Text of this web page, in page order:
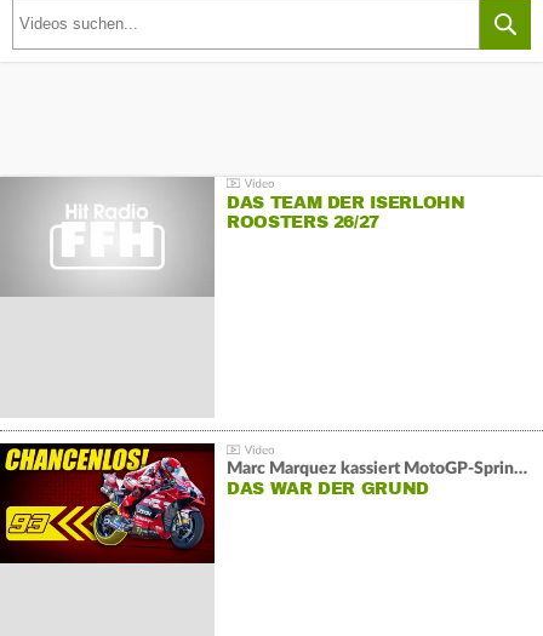
DAS TEAM DER ISERLOHN
ROOSTERS 26/27
Marc Marquez kassiert MotoGP-Sprint-Schlappe:
DAS WAR DER GRUND